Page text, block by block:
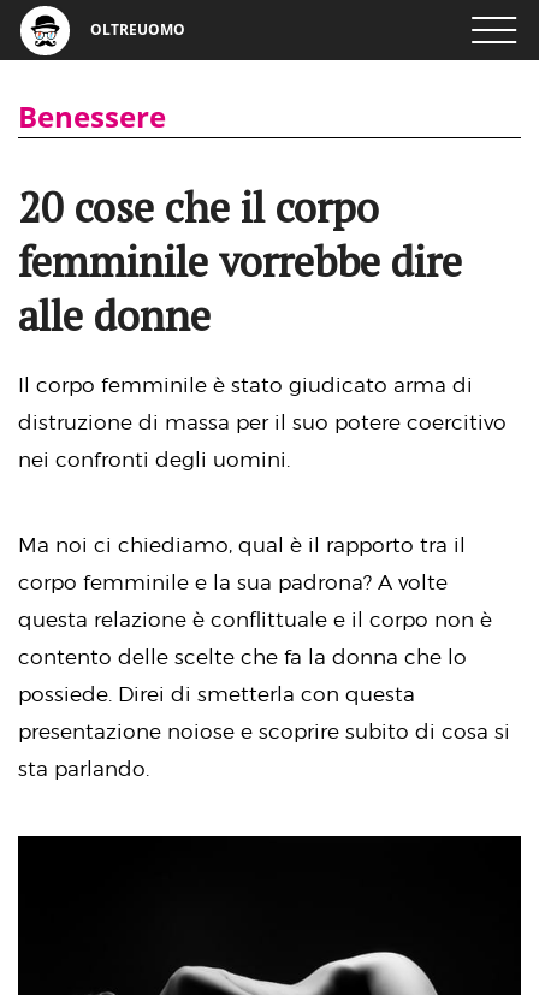
OLTREUOMO
Benessere
20 cose che il corpo
femminile vorrebbe dire
alle donne
Il corpo femminile è stato giudicato arma di
distruzione di massa per il suo potere coercitivo
nei confronti degli uomini.
Ma noi ci chiediamo, qual è il rapporto tra il
corpo femminile e la sua padrona? A volte
questa relazione è conflittuale e il corpo non è
contento delle scelte che fa la donna che lo
possiede. Direi di smetterla con questa
presentazione noiose e scoprire subito di cosa si
sta parlando.